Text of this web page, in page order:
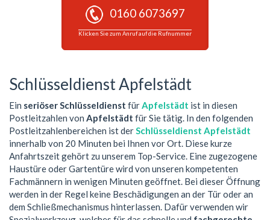
0160 6073697
Klicken Sie zum Anruf auf die Rufnummer
Schlüsseldienst Apfelstädt
Ein seriöser Schlüsseldienst fürApfelstädt ist in diesen
Postleitzahlen von Apfelstädt für Sie tätig. In den folgenden
Postleitzahlenbereichen ist derSchlüsseldienst Apfelstädt
innerhalb von 20 Minuten bei Ihnen vor Ort. Diese kurze
Anfahrtszeit gehört zu unserem Top-Service. Eine zugezogene
Haustüre oder Gartentüre wird von unseren kompetenten
Fachmännern in wenigen Minuten geöffnet. Bei dieser Öffnung
werden in der Regel keine Beschädigungen an der Tür oder an
dem Schließmechanismus hinterlassen. Dafür verwenden wir